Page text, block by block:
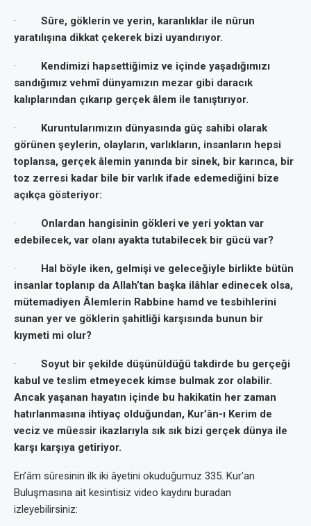
· Sûre, göklerin ve yerin, karanlıklar ile nûrun
yaratılışına dikkat çekerek bizi uyandırıyor.
·
Kendimizi hapsettiğimiz ve içinde yaşadığımızı
sandığımız vehmî dünyamızın mezar gibi daracık
kalıplarından çıkarıp gerçek âlem ile tanıştırıyor.
·
Kuruntularımızın dünyasında güç sahibi olarak
görünen şeylerin, olayların, varlıkların, insanların hepsi
toplansa, gerçek âlemin yanında bir sinek, bir karınca, bir
toz zerresi kadar bile bir varlık ifade edemediğini bize
açıkça gösteriyor:
· Onlardan hangisinin gökleri ve yeri yoktan var
edebilecek, var olanı ayakta tutabilecek bir gücü var?
·
Hal böyle iken, gelmişi ve geleceğiyle birlikte bütün
insanlar toplanıp da Allah’tan başka ilâhlar edinecek olsa,
mütemadiyen Âlemlerin Rabbine hamd ve tesbihlerini
sunan yer ve göklerin şahitliği karşısında bunun bir
kıymeti mi olur?
· Soyut bir şekilde düşünüldüğü takdirde bu gerçeği
kabul ve teslim etmeyecek kimse bulmak zor olabilir.
Ancak yaşanan hayatın içinde bu hakikatin her zaman
hatırlanmasına ihtiyaç olduğundan, Kur’ân-ı Kerim de
veciz ve müessir ikazlarıyla sık sık bizi gerçek dünya ile
karşı karşıya getiriyor.
En’âm sûresinin ilk iki âyetini okuduğumuz 335. Kur’an
Buluşmasına ait kesintisiz video kaydını buradan
izleyebilirsiniz: